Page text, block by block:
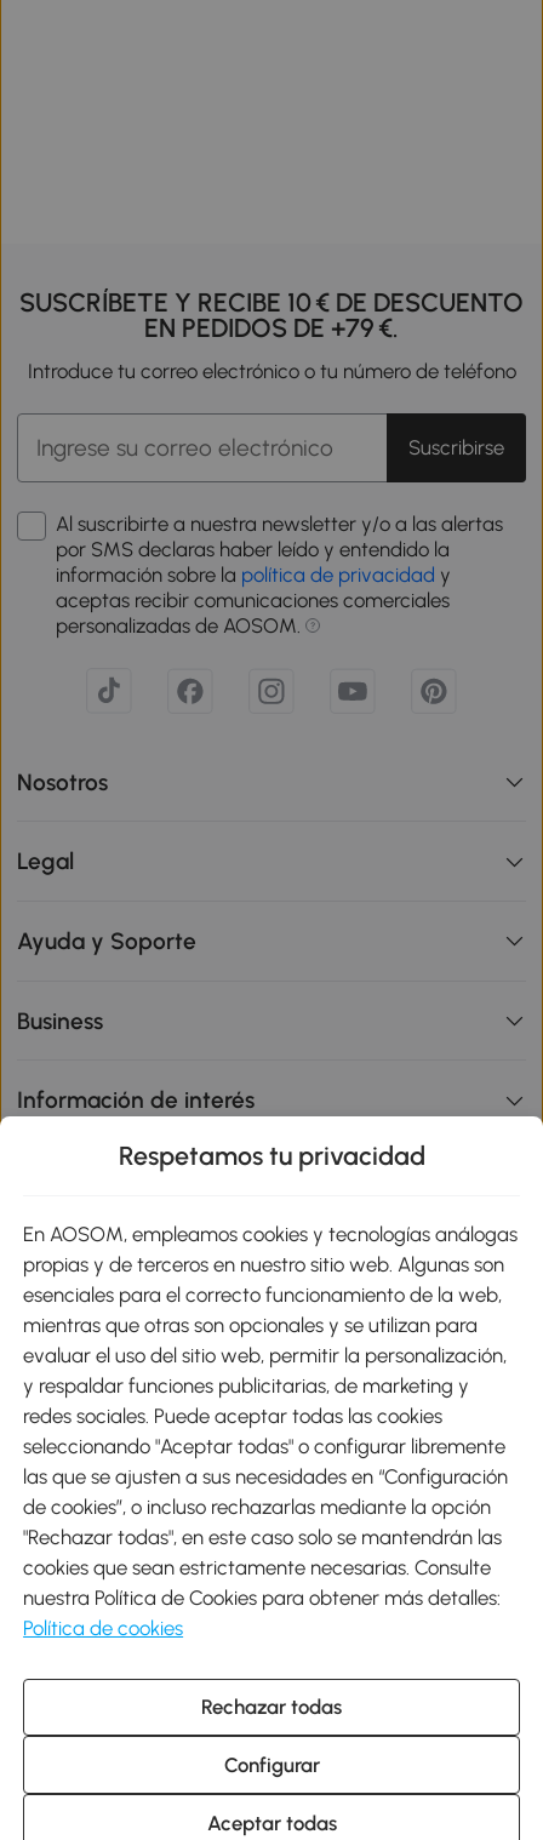
SUSCRÍBETE Y RECIBE 10 € DE DESCUENTO
EN PEDIDOS DE +79 €.
Introduce tu correo electrónico o tu número de teléfono
Suscribirse
Al suscribirte a nuestra newsletter y/o a las alertas
por SMS declaras haber leído y entendido la
información sobre la política de privacidad y
aceptas recibir comunicaciones comerciales
personalizadas de AOSOM.
Nosotros
Legal
Ayuda y Soporte
Business
Información de interés
Métodos de Pago
Envíos
Descargar Aosom App
Google Play
931 29 45 12 (L-V de 8:30 a 17:30h)
atencioncliente@aosom.es
C/ Roc Gros, nº 15. 08550 Els Hostalets de Balenyà (Barcelona),
España
© 2014-2026 SPANISH AOSOM, S.L (NIF: B66295775) Todos los
Respetamos tu privacidad
En AOSOM, empleamos cookies y tecnologías análogas
propias y de terceros en nuestro sitio web. Algunas son
esenciales para el correcto funcionamiento de la web,
mientras que otras son opcionales y se utilizan para
evaluar el uso del sitio web, permitir la personalización,
y respaldar funciones publicitarias, de marketing y
redes sociales. Puede aceptar todas las cookies
seleccionando "Aceptar todas" o configurar libremente
las que se ajusten a sus necesidades en “Configuración
de cookies”, o incluso rechazarlas mediante la opción
"Rechazar todas", en este caso solo se mantendrán las
cookies que sean estrictamente necesarias. Consulte
nuestra Política de Cookies para obtener más detalles:
Política de cookies
Rechazar todas
Configurar
Aceptar todas